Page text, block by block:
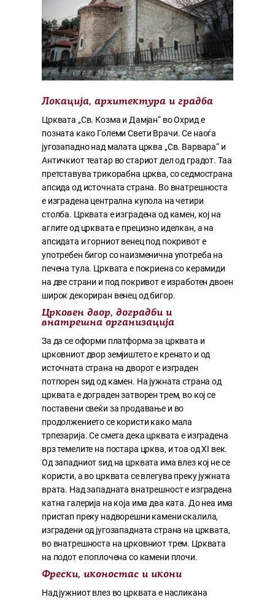
Локација, архитектура и градба
Црквата „Св. Козма и Дамјан“ во Охрид е
позната како Големи Свети Врачи. Се наоѓа
југозападно над малата црква „Св. Варвара“ и
Античкиот театар во стариот дел од градот. Таа
претставува трикорабна црква, со седмострана
апсида од источната страна. Во внатрешноста
е изградена централна купола на четири
столба. Црквата е изградена од камен, кој на
аглите од црквата е прецизно иделкан, а на
апсидата и горниот венец под покривот е
употребен бигор со наизменична употреба на
печена тула. Црквата е покриена со керамиди
на две страни и под покривот е изработен двоен
широк декориран венец од бигор.
Црковен двор, доградби и
внатрешна организација
За да се оформи платформа за црквата и
црковниот двор земјиштето е кренато и од
источната страна на дворот е изграден
потпорен ѕид од камен. На јужната страна од
црквата е дограден затворен трем, во кој се
поставени свеќи за продавање и во
продолжението се користи како мала
трпезарија. Се смета дека црквата е изградена
врз темелите на постара црква, и тоа од XI век.
Од западниот ѕид на црквата има влез кој не се
користи, а во црквата се влегува преку јужната
врата. Над западната внатрешност е изградена
катна галерија на која има два ката. До неа има
пристап преку надворешни камени скалила,
изградени од југозападната страна на црквата,
во внатрешноста на црковниот трем. Црквата
на подот е поплочена со камени плочи.
Фрески, иконостас и икони
Над јужниот влез во црквата е насликана